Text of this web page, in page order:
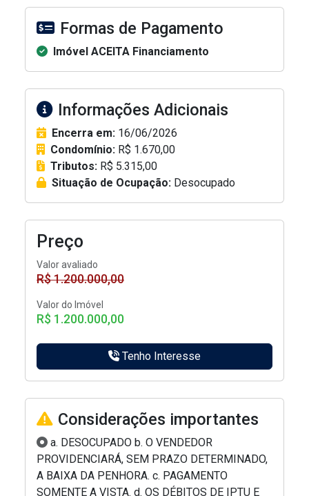
Formas de Pagamento
Imóvel ACEITA Financiamento
Informações Adicionais
Encerra em: 16/06/2026
Condomínio: R$ 1.670,00
Tributos: R$ 5.315,00
Situação de Ocupação: Desocupado
Preço
Valor avaliado
R$ 1.200.000,00
Valor do Imóvel
R$ 1.200.000,00
Tenho Interesse
Considerações importantes
a. DESOCUPADO b. O VENDEDOR
PROVIDENCIARÁ, SEM PRAZO DETERMINADO,
A BAIXA DA PENHORA. c. PAGAMENTO
SOMENTE A VISTA. d. OS DÉBITOS DE IPTU E